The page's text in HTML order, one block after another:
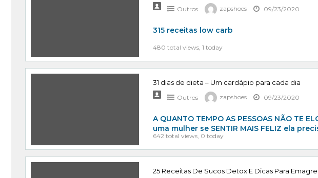
Outros zapshoes 09/23/2020
315 receitas low carb
480 total views, 1 today
31 dias de dieta – Um cardápio para cada dia
Outros zapshoes 09/23/2020
A QUANTO TEMPO AS PESSOAS NÃO TE
uma mulher se SENTIR MAIS FELIZ ela
642 total views, 0 today
25 Receitas De Sucos Detox E Dicas Para